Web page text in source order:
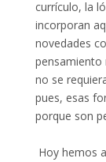
currículo, la
incorporan
novedades
pensamiento
no se
pues, esas
porque son
Hoy hemos